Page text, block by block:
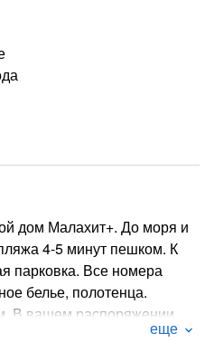
дом Малахит+. До моря и
4-5 минут пешком. К
парковка. Все номера
белье, полотенца.
В вашем распоряжении
еще